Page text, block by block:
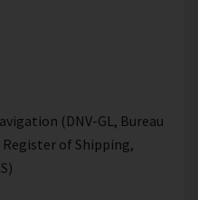
(DNV-GL, Bureau
of Shipping,